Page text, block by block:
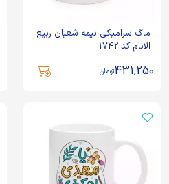
ماگ سرامیکی نیمه شعبان ربیع
الانام کد 1742
431,250تومان